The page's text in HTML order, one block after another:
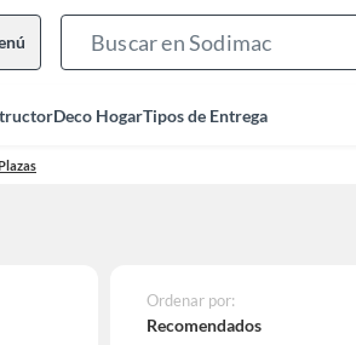
Deco HogarTipos de Entrega
Ordenar por:
Recomendados